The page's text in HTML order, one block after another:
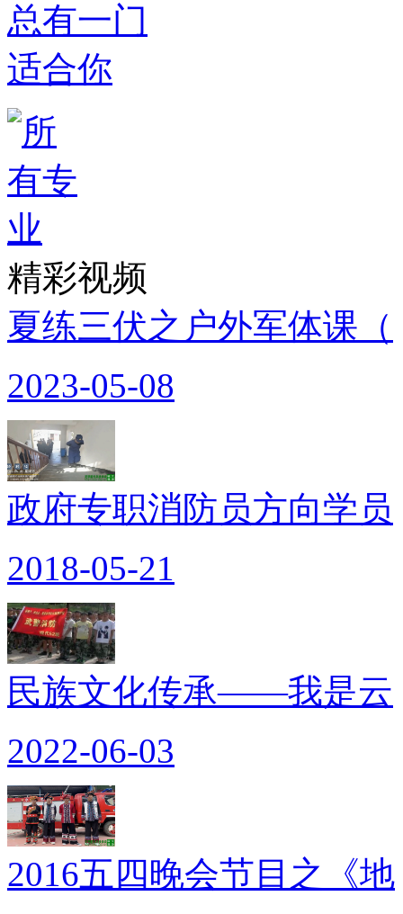
总有一门
适合你
精彩视频
夏练三伏之户外军体课（
2023-05-08
政府专职消防员方向学员
2018-05-21
民族文化传承——我是云
2022-06-03
2016五四晚会节目之《地